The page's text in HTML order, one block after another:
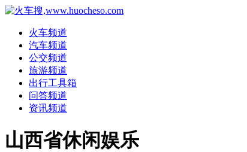
火车频道
汽车频道
公交频道
旅游频道
出行工具箱
问答频道
资讯频道
山西省休闲娱乐